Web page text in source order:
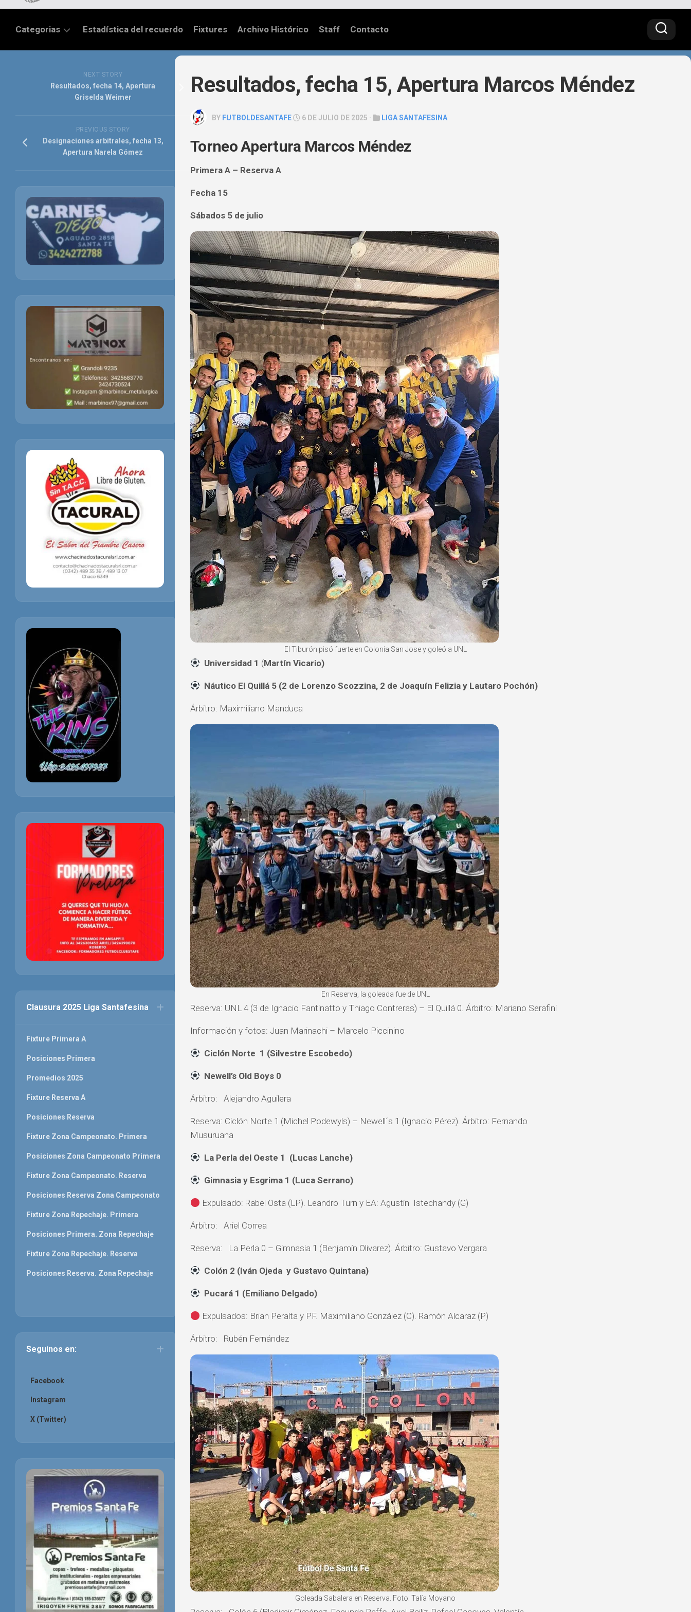
Categorias
FEDERAL
PRIMERA
FÚTBOL
INTERNACIONAL
Estadística del recuerdo Fixtures Archivo Histórico Staff Contacto
Resultados, fecha 15, Apertura Marcos Méndez
BY FUTBOLDESANTAFE 6 DE JULIO DE 2025 · LIGA SANTAFESINA
Torneo Apertura Marcos Méndez
Primera A – Reserva A
Fecha 15
Sábados 5 de julio
El Tiburón pisó fuerte en Colonia San Jose y goleó a UNL
Universidad 1 (Martín Vicario)
Náutico El Quillá 5 (2 de Lorenzo Scozzina, 2 de Joaquín Felizia y Lautaro Pochón)
Árbitro: Maximiliano Manduca
En Reserva, la goleada fue de UNL
Reserva: UNL 4 (3 de Ignacio Fantinatto y Thiago Contreras) – El Quillá 0. Árbitro: Mariano Serafini
Información y fotos: Juan Marinachi – Marcelo Piccinino
Ciclón Norte 1 (Silvestre Escobedo)
Newell’s Old Boys 0
Árbitro: Alejandro Aguilera
Reserva: Ciclón Norte 1 (Michel Podewyls) – Newell´s 1 (Ignacio Pérez). Árbitro: Fernando
Musuruana
La Perla del Oeste 1 (Lucas Lanche)
Gimnasia y Esgrima 1 (Luca Serrano)
Expulsado: Rabel Osta (LP). Leandro Turn y EA: Agustín Istechandy (G)
Árbitro: Ariel Correa
Reserva: La Perla 0 – Gimnasia 1 (Benjamín Olivarez). Árbitro: Gustavo Vergara
Colón 2 (Iván Ojeda y Gustavo Quintana)
Pucará 1 (Emiliano Delgado)
Expulsados: Brian Peralta y PF. Maximiliano González (C). Ramón Alcaraz (P)
Árbitro: Rubén Fernández
Goleada Sabalera en Reserva. Foto: Talía Moyano
NEXT STORY
Resultados, fecha 14, Apertura
Griselda Weimer
PREVIOUS STORY
Designaciones arbitrales, fecha 13,
Apertura Narela Gómez
Clausura 2025 Liga Santafesina
Fixture Primera A
Posiciones Primera
Promedios 2025
Fixture Reserva A
Posiciones Reserva
Fixture Zona Campeonato. Primera
Posiciones Zona Campeonato Primera
Fixture Zona Campeonato. Reserva
Posiciones Reserva Zona Campeonato
Fixture Zona Repechaje. Primera
Posiciones Primera. Zona Repechaje
Fixture Zona Repechaje. Reserva
Posiciones Reserva. Zona Repechaje
Seguinos en:
Facebook
Instagram
X (Twitter)